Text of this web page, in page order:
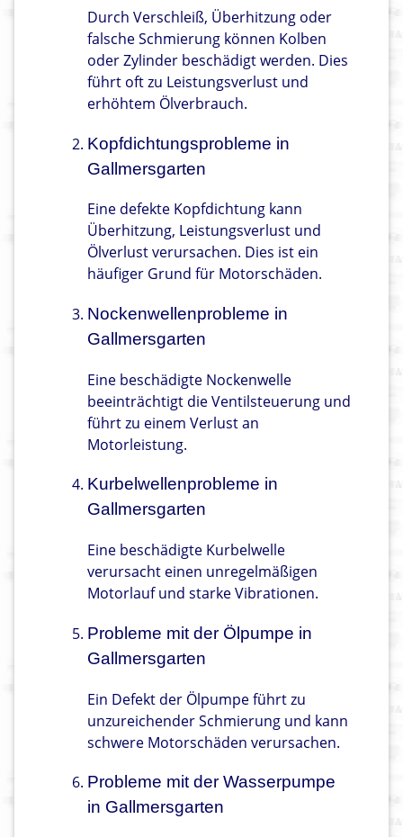
Durch Verschleiß, Überhitzung oder
falsche Schmierung können Kolben
oder Zylinder beschädigt werden. Dies
führt oft zu Leistungsverlust und
erhöhtem Ölverbrauch.
Kopfdichtungsprobleme in
Gallmersgarten
Eine defekte Kopfdichtung kann
Überhitzung, Leistungsverlust und
Ölverlust verursachen. Dies ist ein
häufiger Grund für Motorschäden.
Nockenwellenprobleme in
Gallmersgarten
Eine beschädigte Nockenwelle
beeinträchtigt die Ventilsteuerung und
führt zu einem Verlust an
Motorleistung.
Kurbelwellenprobleme in
Gallmersgarten
Eine beschädigte Kurbelwelle
verursacht einen unregelmäßigen
Motorlauf und starke Vibrationen.
Probleme mit der Ölpumpe in
Gallmersgarten
Ein Defekt der Ölpumpe führt zu
unzureichender Schmierung und kann
schwere Motorschäden verursachen.
Probleme mit der Wasserpumpe
in Gallmersgarten